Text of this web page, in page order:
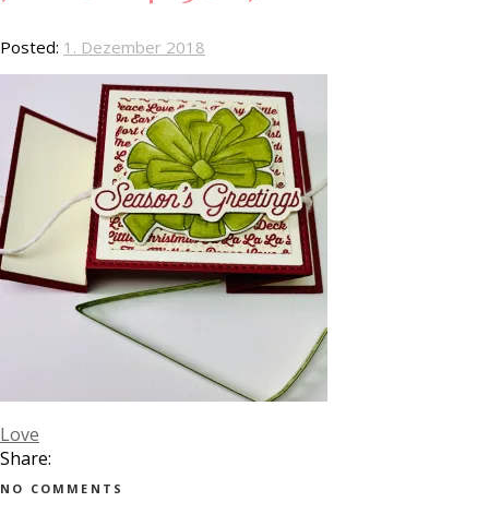
Posted: 1. Dezember 2018
Love
Share:
NO COMMENTS